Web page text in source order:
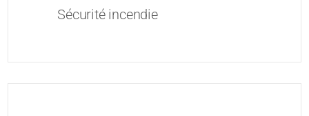
Sécurité incendie